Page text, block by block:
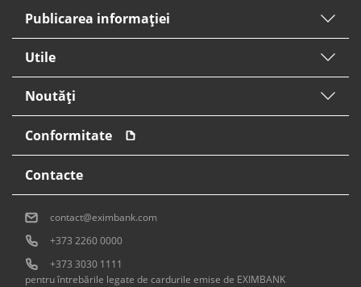
Publicarea informaţiei
Utile
Noutăți
Conformitate
Contacte
contact@eximbank.com
+373 2260 0000
+373 3030 1111
pentru întrebările legate de cardurile emise de EXIMBANK